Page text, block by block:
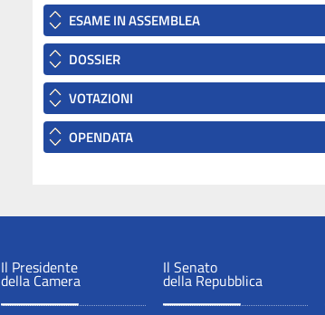
ESAME IN ASSEMBLEA
DOSSIER
VOTAZIONI
OPENDATA
Il Presidente
della Camera
Il Senato
della Repubblica